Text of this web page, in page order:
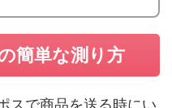
簡単な測り方